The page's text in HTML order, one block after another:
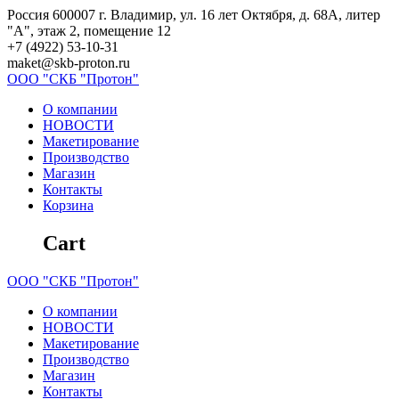
Skip
to
content
Россия 600007 г. Владимир, ул. 16 лет Октября, д. 68А, литер
"А", этаж 2, помещение 12
+7 (4922) 53-10-31
maket@skb-proton.ru
ООО "СКБ "Протон"
О компании
НОВОСТИ
Макетирование
Производство
Магазин
Контакты
Корзина
Cart
ООО "СКБ "Протон"
О компании
НОВОСТИ
Макетирование
Производство
Магазин
Контакты